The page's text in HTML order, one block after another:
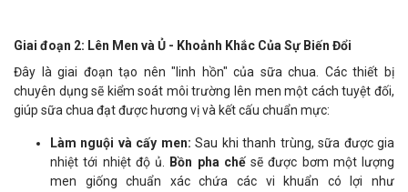
Giai đoạn 2: Lên Men và Ủ - Khoảnh Khắc Của Sự Biến Đổi
Đây là giai đoạn tạo nên "linh hồn" của sữa chua. Các thiết bị
chuyên dụng sẽ kiểm soát môi trường lên men một cách tuyệt đối,
giúp sữa chua đạt được hương vị và kết cấu chuẩn mực:
Làm nguội và cấy men: Sau khi thanh trùng, sữa được gia
nhiệt tới nhiệt độ ủ.
Bồn pha chếsẽ được bơm một lượng
men giống chuẩn xác chứa các vi khuẩn có lợi như